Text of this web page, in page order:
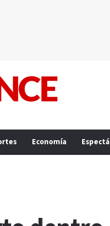
Economía